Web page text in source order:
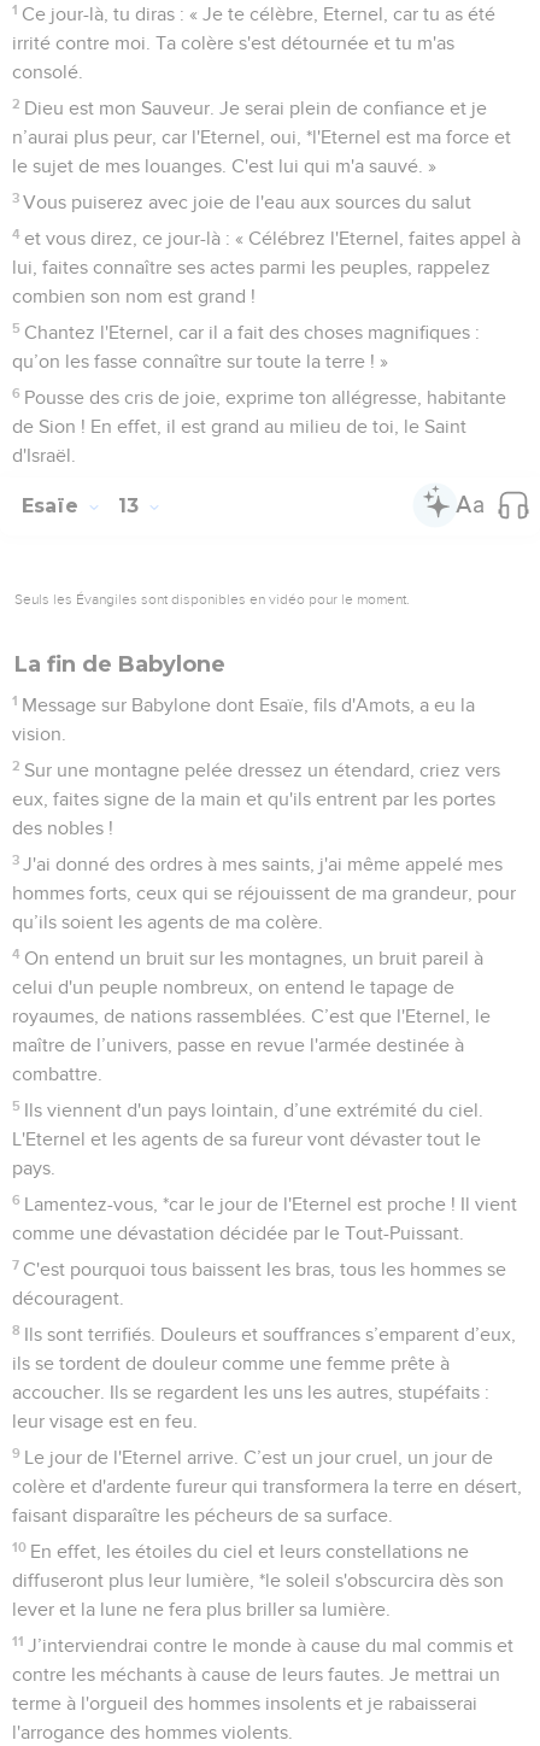
1 Ce jour-là, tu diras : « Je te célèbre, Eternel, car tu as été
irrité contre moi. Ta colère s'est détournée et tu m'as
consolé.
2 Dieu est mon Sauveur. Je serai plein de confiance et je
n’aurai plus peur, car l'Eternel, oui, *l'Eternel est ma force et
le sujet de mes louanges. C'est lui qui m'a sauvé. »
3 Vous puiserez avec joie de l'eau aux sources du salut
4 et vous direz, ce jour-là : « Célébrez l'Eternel, faites appel à
lui, faites connaître ses actes parmi les peuples, rappelez
combien son nom est grand !
5 Chantez l'Eternel, car il a fait des choses magnifiques :
qu’on les fasse connaître sur toute la terre ! »
6 Pousse des cris de joie, exprime ton allégresse, habitante
de Sion ! En effet, il est grand au milieu de toi, le Saint
d'Israël.
Esaïe 13
Seuls les Évangiles sont disponibles en vidéo pour le moment.
La fin de Babylone
1 Message sur Babylone dont Esaïe, fils d'Amots, a eu la
vision.
2 Sur une montagne pelée dressez un étendard, criez vers
eux, faites signe de la main et qu'ils entrent par les portes
des nobles !
3 J'ai donné des ordres à mes saints, j'ai même appelé mes
hommes forts, ceux qui se réjouissent de ma grandeur, pour
qu’ils soient les agents de ma colère.
4 On entend un bruit sur les montagnes, un bruit pareil à
celui d'un peuple nombreux, on entend le tapage de
royaumes, de nations rassemblées. C’est que l'Eternel, le
maître de l’univers, passe en revue l'armée destinée à
combattre.
5 Ils viennent d'un pays lointain, d’une extrémité du ciel.
L'Eternel et les agents de sa fureur vont dévaster tout le
pays.
6 Lamentez-vous, *car le jour de l'Eternel est proche ! Il vient
comme une dévastation décidée par le Tout-Puissant.
7 C'est pourquoi tous baissent les bras, tous les hommes se
découragent.
8 Ils sont terrifiés. Douleurs et souffrances s’emparent d’eux,
ils se tordent de douleur comme une femme prête à
accoucher. Ils se regardent les uns les autres, stupéfaits :
leur visage est en feu.
9 Le jour de l'Eternel arrive. C’est un jour cruel, un jour de
colère et d'ardente fureur qui transformera la terre en désert,
faisant disparaître les pécheurs de sa surface.
10 En effet, les étoiles du ciel et leurs constellations ne
diffuseront plus leur lumière, *le soleil s'obscurcira dès son
lever et la lune ne fera plus briller sa lumière.
11 J’interviendrai contre le monde à cause du mal commis et
contre les méchants à cause de leurs fautes. Je mettrai un
terme à l'orgueil des hommes insolents et je rabaisserai
l'arrogance des hommes violents.